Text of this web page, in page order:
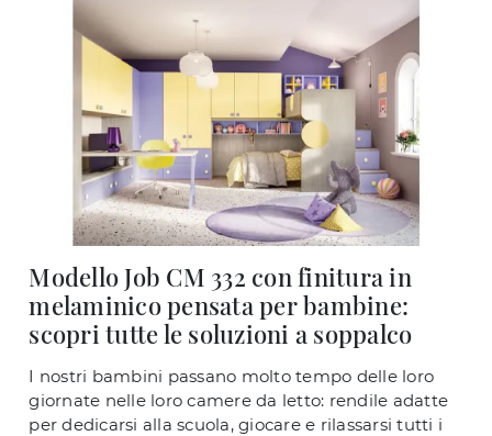
Modello Job CM 332 con finitura in
melaminico pensata per bambine:
scopri tutte le soluzioni a soppalco
I nostri bambini passano molto tempo delle loro
giornate nelle loro camere da letto: rendile adatte
per dedicarsi alla scuola, giocare e rilassarsi tutti i